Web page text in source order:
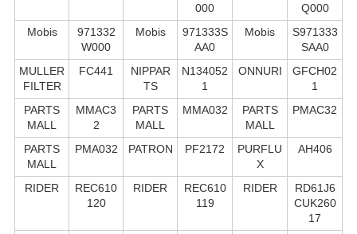
000
Q000
Mobis
971332
W000
Mobis
971333S
AA0
Mobis
S971333
SAA0
MULLER
FILTER
FC441
NIPPAR
TS
N134052
1
ONNURI
GFCH02
1
PARTS
MALL
MMAC3
2
PARTS
MALL
MMA032
PARTS
MALL
PMAC32
PARTS
MALL
PMA032 PATRON PF2172
PURFLU
X
AH406
RIDER
REC610
120
RIDER
REC610
119
RIDER
RD61J6
CUK260
17